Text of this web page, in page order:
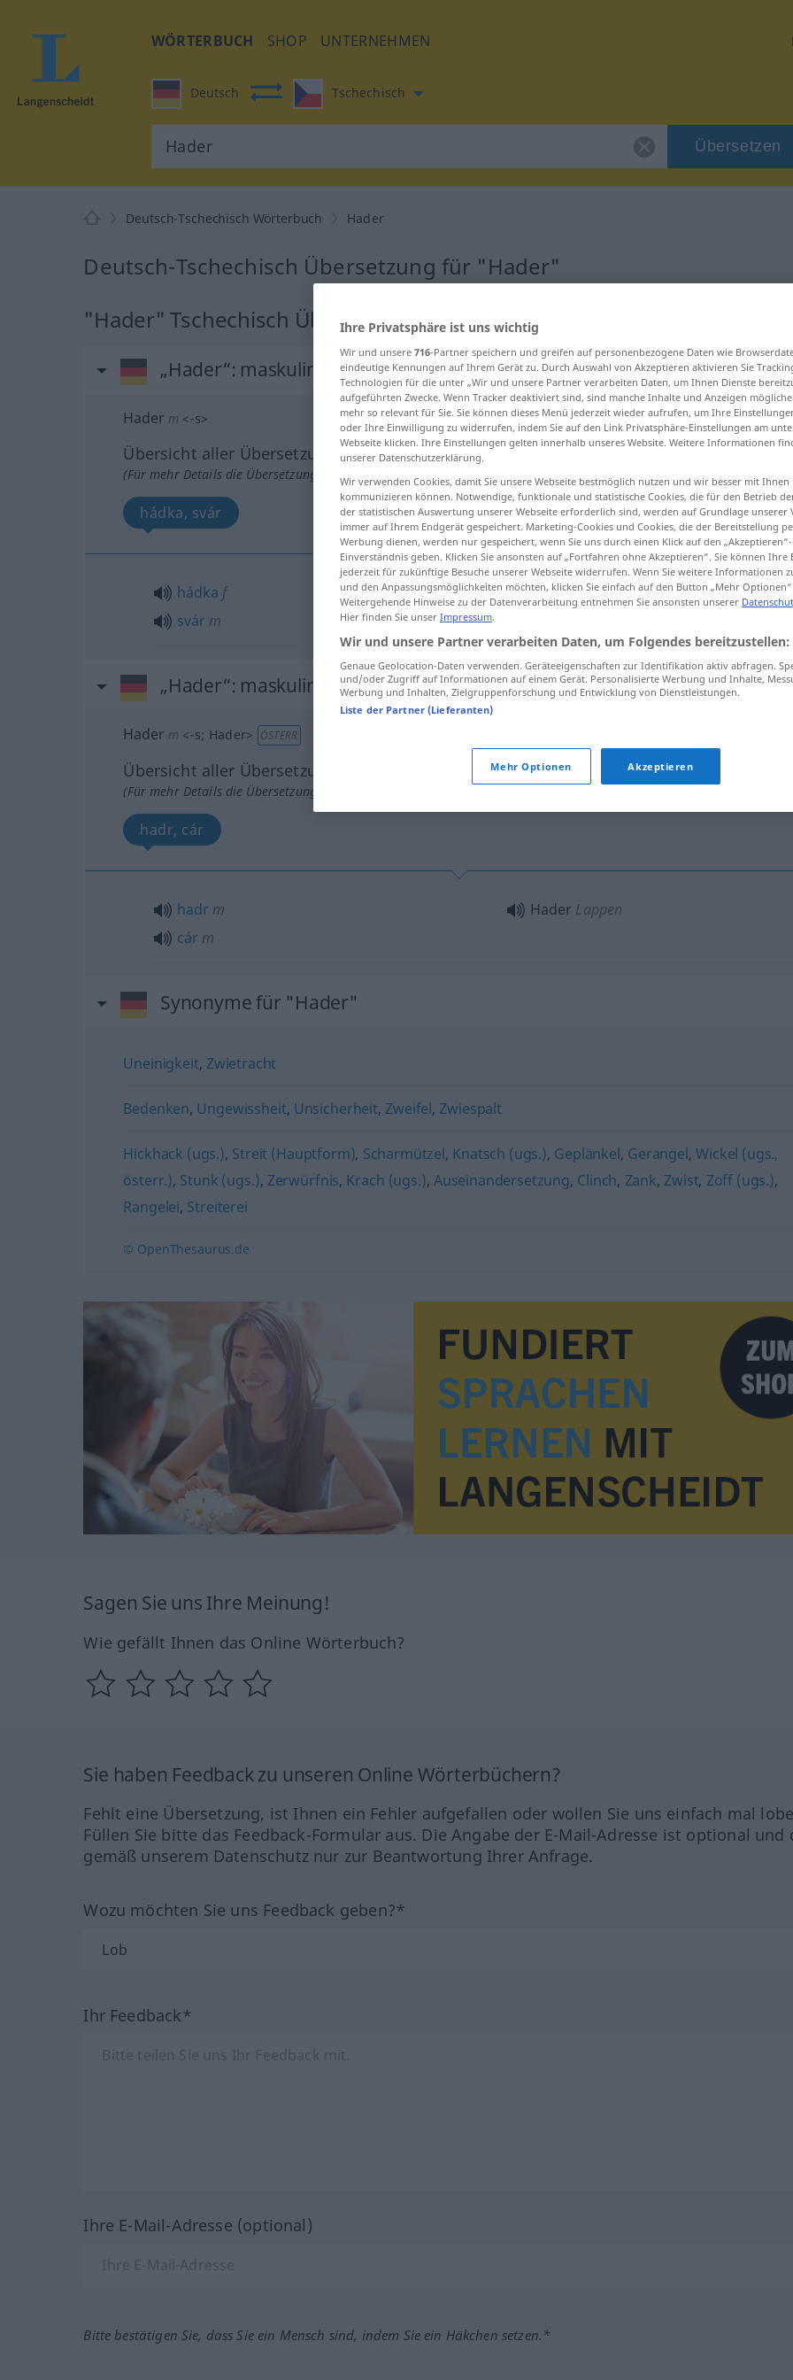
WÖRTERBUCH SHOP UNTERNEHMEN
Deutsch Tschechisch
Übersetzen
Deutsch-Tschechisch Wörterbuch Hader
Deutsch-Tschechisch Übersetzung für "Hader"
"Hader" Tschechisch Übersetzung
„Hader“: maskulin
Hader m <-s>
Übersicht aller Übersetzungen
(Für mehr Details die Übersetzung anklicken/antippen)
hádka, svár
hádka f
svár m
HaderStreit
„Hader“: maskulin
Hader m <-s; Hader> ÖSTERR
Übersicht aller Übersetzungen
(Für mehr Details die Übersetzung anklicken/antippen)
hadr, cár
hadr m
cár m
Hader Lappen
Synonyme für "Hader"
Uneinigkeit, Zwietracht
Bedenken, Ungewissheit, Unsicherheit, Zweifel, Zwiespalt
Hickhack (ugs.), Streit (Hauptform), Scharmützel, Knatsch (ugs.), Geplänkel, Gerangel,Wickel (ugs.,
österr.), Stunk (ugs.), Zerwürfnis, Krach (ugs.), Auseinandersetzung, Clinch, Zank, Zwist, Zoff (ugs.),
Rangelei, Streiterei
© OpenThesaurus.de
Sagen Sie uns Ihre Meinung!
Wie gefällt Ihnen das Online Wörterbuch?
Sie haben Feedback zu unseren Online Wörterbüchern?
Fehlt eine Übersetzung, ist Ihnen ein Fehler aufgefallen oder wollen Sie uns einfach mal
Füllen Sie bitte das Feedback-Formular aus. Die Angabe der E-Mail-Adresse ist optional und
gemäß unserem Datenschutz nur zur Beantwortung Ihrer Anfrage.
Wozu möchten Sie uns Feedback geben?*
Ihr Feedback*
Ihre E-Mail-Adresse (optional)
Bitte bestätigen Sie, dass Sie ein Mensch sind, indem Sie ein Häkchen setzen.*
Ihre Privatsphäre ist uns wichtig
Wir und unsere 716-Partner speichern und greifen auf personenbezogene Daten wie
eindeutige Kennungen auf Ihrem Gerät zu. Durch Auswahl von Akzeptieren aktivieren Sie
Technologien für die unter „Wir und unsere Partner verarbeiten Daten, um Ihnen Dienste
aufgeführten Zwecke. Wenn Tracker deaktiviert sind, sind manche Inhalte und Anzeigen
mehr so relevant für Sie. Sie können dieses Menü jederzeit wieder aufrufen, um Ihre
oder Ihre Einwilligung zu widerrufen, indem Sie auf den Link Privatsphäre-Einstellungen am
Webseite klicken. Ihre Einstellungen gelten innerhalb unseres Website. Weitere Informationen
unserer Datenschutzerklärung.
Wir verwenden Cookies, damit Sie unsere Webseite bestmöglich nutzen und wir besser mit Ihnen
kommunizieren können. Notwendige, funktionale und statistische Cookies, die für den Betrieb
der statistischen Auswertung unserer Webseite erforderlich sind, werden auf Grundlage unserer
immer auf Ihrem Endgerät gespeichert. Marketing-Cookies und Cookies, die der Bereitstellung
Werbung dienen, werden nur gespeichert, wenn Sie uns durch einen Klick auf den
Einverständnis geben. Klicken Sie ansonsten auf „Fortfahren ohne Akzeptieren“. Sie können Ihre
jederzeit für zukünftige Besuche unserer Webseite widerrufen. Wenn Sie weitere Informationen
und den Anpassungsmöglichkeiten möchten, klicken Sie einfach auf den Button „Mehr Optionen“.
Weitergehende Hinweise zu der Datenverarbeitung entnehmen Sie ansonsten unserer
Hier finden Sie unser Impressum.
Wir und unsere Partner verarbeiten Daten, um Folgendes bereitzustellen:
Genaue Geolocation-Daten verwenden. Geräteeigenschaften zur Identifikation aktiv abfragen.
und/oder Zugriff auf Informationen auf einem Gerät. Personalisierte Werbung und Inhalte,
Werbung und Inhalten, Zielgruppenforschung und Entwicklung von Dienstleistungen.
Liste der Partner (Lieferanten)
Mehr Optionen Akzeptieren